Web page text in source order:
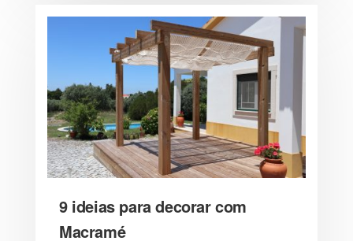
9 ideias para decorar com
Macramé